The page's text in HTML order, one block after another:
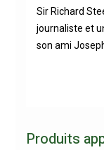
Sir Richard
journaliste et
son ami
Produits